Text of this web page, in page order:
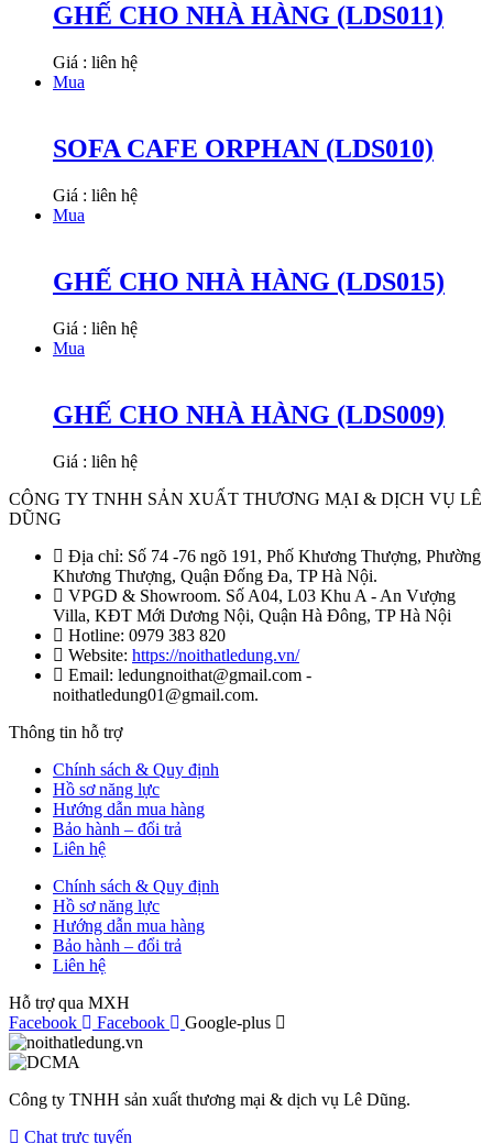
GHẾ CHO NHÀ HÀNG (LDS011)
Giá : liên hệ
Mua
SOFA CAFE ORPHAN (LDS010)
Giá : liên hệ
Mua
GHẾ CHO NHÀ HÀNG (LDS015)
Giá : liên hệ
Mua
GHẾ CHO NHÀ HÀNG (LDS009)
Giá : liên hệ
CÔNG TY TNHH SẢN XUẤT THƯƠNG MẠI & DỊCH VỤ LÊ
DŨNG
Địa chỉ: Số 74 -76 ngõ 191, Phố Khương Thượng, Phường
Khương Thượng, Quận Đống Đa, TP Hà Nội.
VPGD & Showroom. Số A04, L03 Khu A - An Vượng
Villa, KĐT Mới Dương Nội, Quận Hà Đông, TP Hà Nội
Hotline: 0979 383 820
Website: https://noithatledung.vn/
Email: ledungnoithat@gmail.com -
noithatledung01@gmail.com.
Thông tin hỗ trợ
Chính sách & Quy định
Hồ sơ năng lực
Hướng dẫn mua hàng
Bảo hành – đổi trả
Liên hệ
Chính sách & Quy định
Hồ sơ năng lực
Hướng dẫn mua hàng
Bảo hành – đổi trả
Liên hệ
Hỗ trợ qua MXH
Facebook
Facebook Google-plus
Công ty TNHH sản xuất thương mại & dịch vụ Lê Dũng.
Chat trực tuyến